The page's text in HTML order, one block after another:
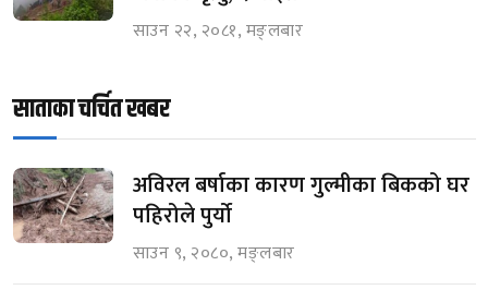
साउन २२, २०८१, मङ्लबार
साताका चर्चित खबर
अविरल बर्षाका कारण गुल्मीका बिकको घर
पहिरोले पुर्यो
साउन ९, २०८०, मङ्लबार